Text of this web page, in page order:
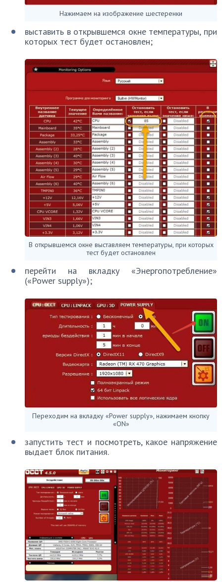
Нажимаем на изображение шестеренки
выставить в открывшемся окне температуры, при
которых тест будет остановлен;
В открывшемся окне выставляем температуры, при которых
тест будет остановлен
перейти на вкладку «Энергопотребление»
(«Power supply»);
Переходим на вкладку «Power supply», нажимаем кнопку
«ON»
запустить тест и посмотреть, какое напряжение
выдает блок питания.